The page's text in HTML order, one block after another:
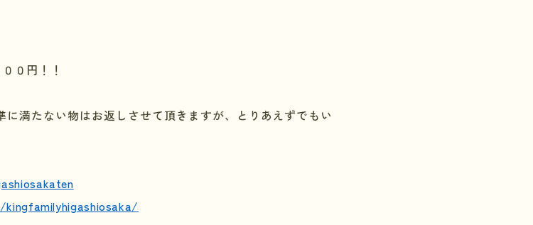
０円！！
満たない物はお返しさせて頂きますが、とりあえずでもい